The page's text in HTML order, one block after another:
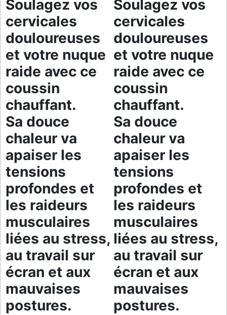
Soulagez vos
cervicales
douloureuses
et votre nuque
raide avec ce
coussin
chauffant.
Sa douce
chaleur va
apaiser les
tensions
profondes et
les raideurs
musculaires
liées au stress,
au travail sur
écran et aux
mauvaises
postures.
Soulagez vos
cervicales
douloureuses
et votre nuque
raide avec ce
coussin
chauffant.
Sa douce
chaleur va
apaiser les
tensions
profondes et
les raideurs
musculaires
liées au stress,
au travail sur
écran et aux
mauvaises
postures.